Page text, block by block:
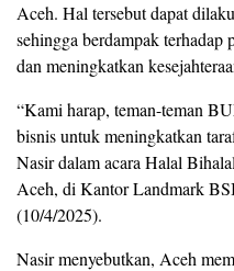
Aceh. Hal tersebut dapat
sehingga berdampak terhadap
dan meningkatkan
“Kami harap, teman-teman
bisnis untuk meningkatkan
Nasir dalam acara Halal
Aceh, di Kantor Landmark
(10/4/2025).
Nasir menyebutkan, Aceh